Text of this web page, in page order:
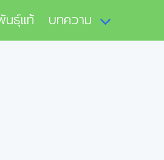
ธุ์แท้ บทความ